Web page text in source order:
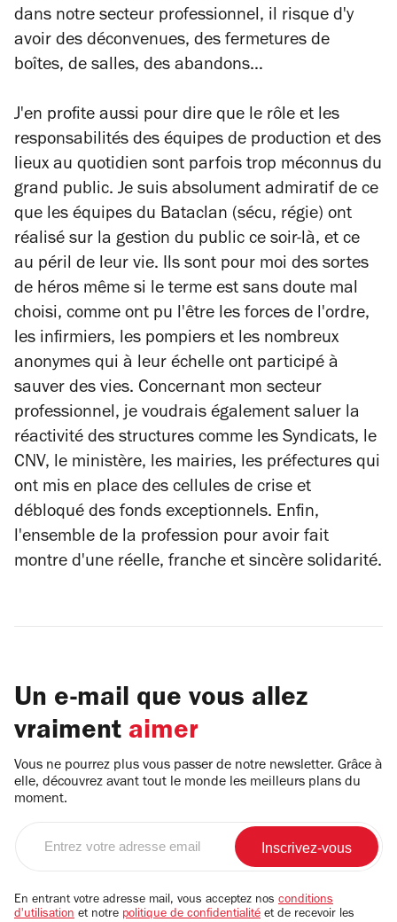
dans notre secteur professionnel, il risque d'y
avoir des déconvenues, des fermetures de
boîtes, de salles, des abandons…
J'en profite aussi pour dire que le rôle et les
responsabilités des équipes de production et des
lieux au quotidien sont parfois trop méconnus du
grand public. Je suis absolument admiratif de ce
que les équipes du Bataclan (sécu, régie) ont
réalisé sur la gestion du public ce soir-là, et ce
au péril de leur vie. Ils sont pour moi des sortes
de héros même si le terme est sans doute mal
choisi, comme ont pu l'être les forces de l'ordre,
les infirmiers, les pompiers et les nombreux
anonymes qui à leur échelle ont participé à
sauver des vies. Concernant mon secteur
professionnel, je voudrais également saluer la
réactivité des structures comme les Syndicats, le
CNV, le ministère, les mairies, les préfectures qui
ont mis en place des cellules de crise et
débloqué des fonds exceptionnels. Enfin,
l'ensemble de la profession pour avoir fait
montre d'une réelle, franche et sincère solidarité.
Un e-mail que vous allez
vraiment aimer
Vous ne pourrez plus vous passer de notre newsletter. Grâce à
elle, découvrez avant tout le monde les meilleurs plans du
moment.
email
En entrant votre adresse mail, vous acceptez nos conditions
d'utilisation et notre politique de confidentialité et de recevoir les